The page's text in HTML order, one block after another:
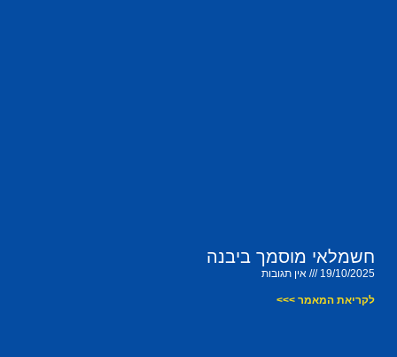
חשמלאי מוסמך ביבנה
19/10/2025 אין תגובות
לקריאת המאמר >>>